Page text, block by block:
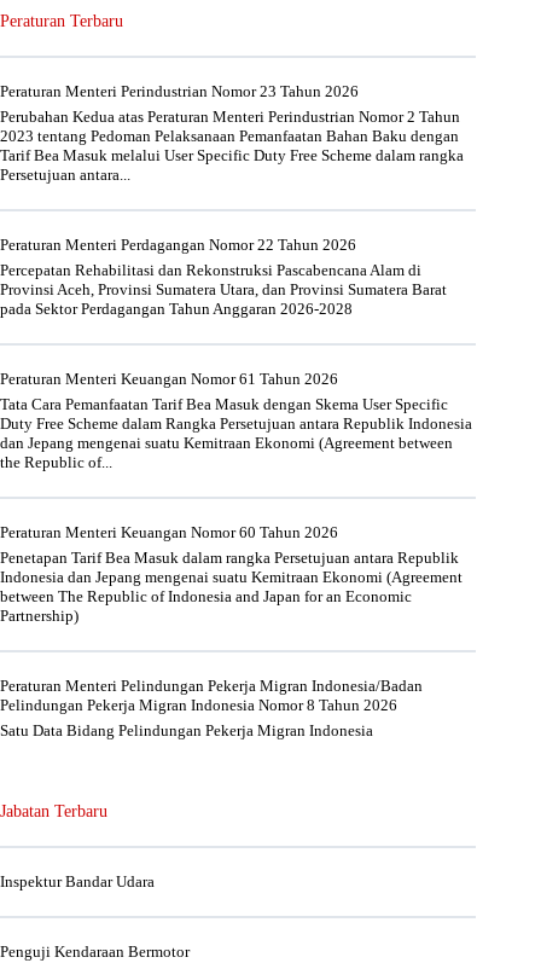
Peraturan Terbaru
Peraturan Menteri Perindustrian Nomor 23 Tahun 2026
Perubahan Kedua atas Peraturan Menteri Perindustrian Nomor 2 Tahun
2023 tentang Pedoman Pelaksanaan Pemanfaatan Bahan Baku dengan
Tarif Bea Masuk melalui User Specific Duty Free Scheme dalam rangka
Persetujuan antara...
Peraturan Menteri Perdagangan Nomor 22 Tahun 2026
Percepatan Rehabilitasi dan Rekonstruksi Pascabencana Alam di
Provinsi Aceh, Provinsi Sumatera Utara, dan Provinsi Sumatera Barat
pada Sektor Perdagangan Tahun Anggaran 2026-2028
Peraturan Menteri Keuangan Nomor 61 Tahun 2026
Tata Cara Pemanfaatan Tarif Bea Masuk dengan Skema User Specific
Duty Free Scheme dalam Rangka Persetujuan antara Republik Indonesia
dan Jepang mengenai suatu Kemitraan Ekonomi (Agreement between
the Republic of...
Peraturan Menteri Keuangan Nomor 60 Tahun 2026
Penetapan Tarif Bea Masuk dalam rangka Persetujuan antara Republik
Indonesia dan Jepang mengenai suatu Kemitraan Ekonomi (Agreement
between The Republic of Indonesia and Japan for an Economic
Partnership)
Peraturan Menteri Pelindungan Pekerja Migran Indonesia/Badan
Pelindungan Pekerja Migran Indonesia Nomor 8 Tahun 2026
Satu Data Bidang Pelindungan Pekerja Migran Indonesia
Jabatan Terbaru
Inspektur Bandar Udara
Penguji Kendaraan Bermotor